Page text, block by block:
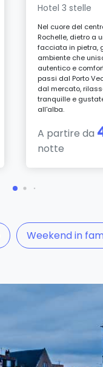
Hotel 3 stelle
Nel cuore del
Rochelle, dietro a
facciata in pietra,
ambiente che
autentico e
passi dal Porto
dal mercato,
tranquille e
all'alba.
A partire da
notte
Weekend in